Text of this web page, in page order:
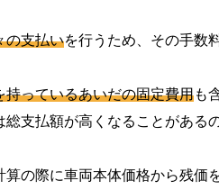
の支払いを行うため、その手数
持っているあいだの固定費用も
支払額が高くなることがあるの
の際に車両本体価格から残価